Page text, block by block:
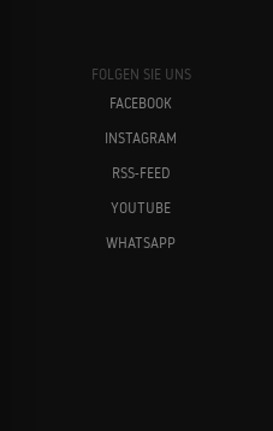
FOLGEN SIE UNS
FACEBOOK
INSTAGRAM
RSS-FEED
YOUTUBE
WHATSAPP